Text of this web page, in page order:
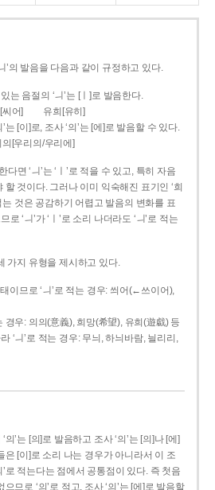
’의 발음을 다음과 같이 규정하고 있다.
는 음절의 ‘ㅢ’는 [ㅣ]로 발음한다.
씨어]
유희[유히]
[이]로, 조사 ‘의’는 [에]로 발음할 수 있다.
의[우리의/우리에]
면 ‘ㅢ’는 ‘ㅣ’로 적을 수 있고, 특히 자음
할 것이다. 그러나 이미 익숙해진 표기인 ‘희
는 것은 공감하기 어렵고 발음의 변화를 표
‘ㅢ’가 ‘ㅣ’로 소리 나더라도 ‘ㅢ’로 적는
가지 유형을 제시하고 있다.
이므로 ‘ㅢ’로 적는 경우: 씌어(←쓰이어),
경우: 의의(意義), 희망(希望), 유희(遊戱) 등
‘ㅢ’로 적는 경우: 무늬, 하늬바람, 늴리리,
의’는 [의]로 발음하고 조사 ‘의’는 [의]나 [에]
은 [이]로 소리 나는 경우가 아니라서 이 조
로 적는다는 점에서 공통점이 있다. 즉 첫음
으므로 ‘의’로 적고, 조사 ‘의’는 [에]로 발음할